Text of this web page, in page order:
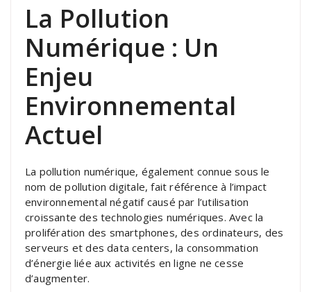
La Pollution
Numérique : Un
Enjeu
Environnemental
Actuel
La pollution numérique, également connue sous le
nom de pollution digitale, fait référence à l’impact
environnemental négatif causé par l’utilisation
croissante des technologies numériques. Avec la
prolifération des smartphones, des ordinateurs, des
serveurs et des data centers, la consommation
d’énergie liée aux activités en ligne ne cesse
d’augmenter.